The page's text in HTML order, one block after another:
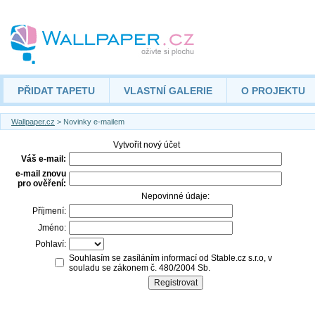
PŘIDAT TAPETU VLASTNÍ GALERIE O PROJEKTU
Wallpaper.cz > Novinky e-mailem